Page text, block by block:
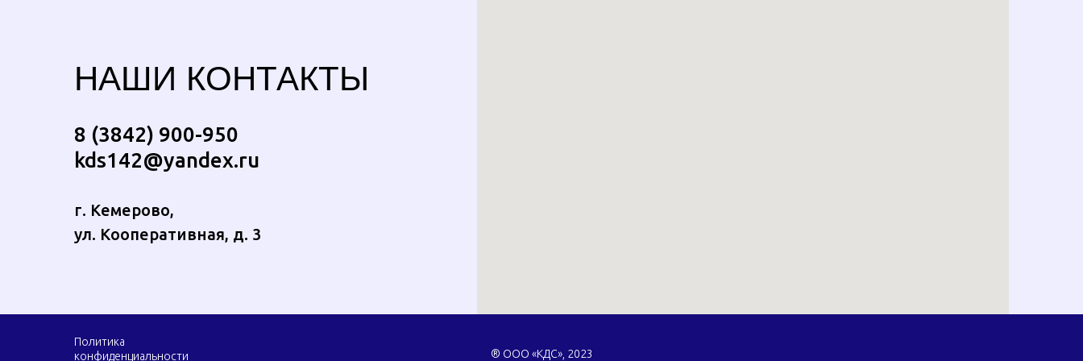
НАШИ КОНТАКТЫ
8 (3842) 900-950
kds142@yandex.ru
г. Кемерово,
ул. Кооперативная, д. 3
® ООО «КДС», 2023
Политика
конфиденциальности